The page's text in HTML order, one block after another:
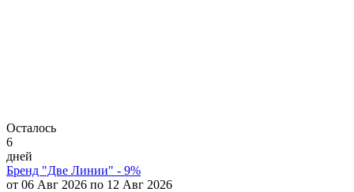
Осталось
6
дней
Бренд "Две Линии" - 9%
от 06 Авг 2026 по 12 Авг 2026